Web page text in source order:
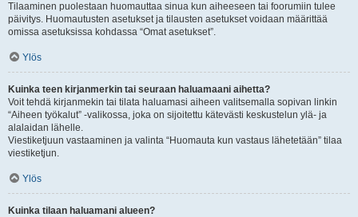
Tilaaminen puolestaan huomauttaa sinua kun aiheeseen tai foorumiin tulee
päivitys. Huomautusten asetukset ja tilausten asetukset voidaan määrittää
omissa asetuksissa kohdassa “Omat asetukset”.
Ylös
Kuinka teen kirjanmerkin tai seuraan haluamaani aihetta?
Voit tehdä kirjanmekin tai tilata haluamasi aiheen valitsemalla sopivan linkin
“Aiheen työkalut” -valikossa, joka on sijoitettu kätevästi keskustelun ylä- ja
alalaidan lähelle.
Viestiketjuun vastaaminen ja valinta “Huomauta kun vastaus lähetetään” tilaa
viestiketjun.
Ylös
Kuinka tilaan haluamani alueen?